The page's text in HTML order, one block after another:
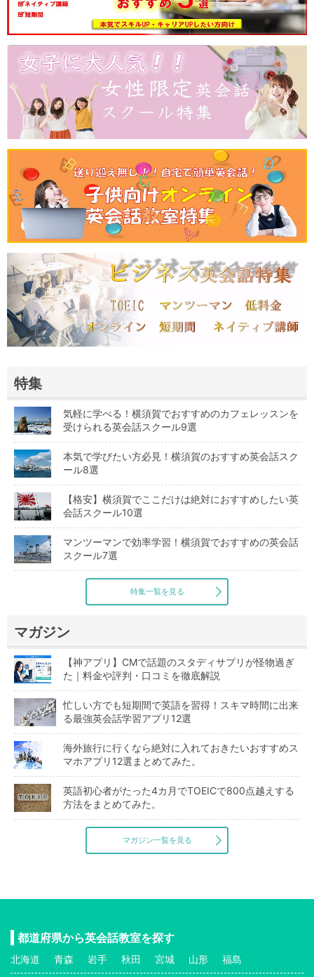
特集
気軽に学べる！横須賀でおすすめのカフェレッスンを
受けられる英会話スクール9選
本気で学びたい方必見！横須賀のおすすめ英会話スク
ール8選
【格安】横須賀でここだけは絶対におすすめしたい英
会話スクール10選
マンツーマンで効率学習！横須賀でおすすめの英会話
スクール7選
特集一覧を見る
マガジン
【神アプリ】CMで話題のスタディサプリが怪物過ぎ
た｜料金や評判・口コミを徹底解説
忙しい方でも短期間で英語を習得！スキマ時間に出来
る最強英会話学習アプリ12選
海外旅行に行くなら絶対に入れておきたいおすすめス
マホアプリ12選まとめてみた。
英語初心者がたった4カ月でTOEICで800点越えする
方法をまとめてみた。
マガジン一覧を見る
都道府県から英会話教室を探す
北海道 青森 岩手 秋田 宮城 山形 福島